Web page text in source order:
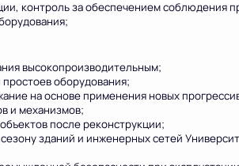
контроль за обеспечением соблюдения
высокопроизводительным;
оборудования;
на основе применения новых
и механизмов;
после реконструкции;
зданий и инженерных сетей